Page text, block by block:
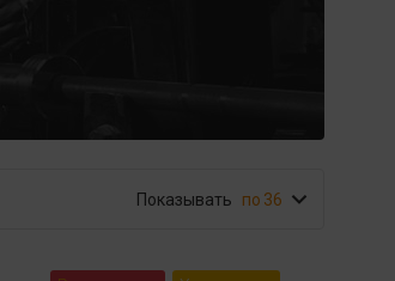
Показывать 36